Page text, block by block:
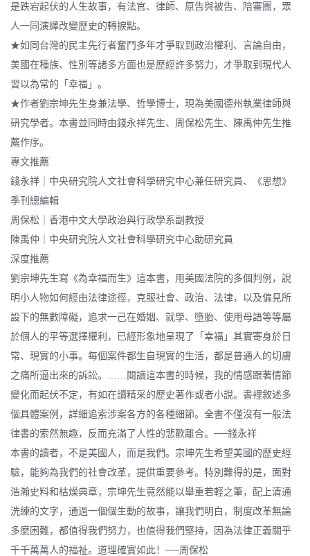
是跌宕起伏的人生故事，有法官、律師、原告與被告、陪審團，眾
人一同演繹改變歷史的轉捩點。
★如同台灣的民主先行者奮鬥多年才爭取到政治權利、言論自由，
美國在種族、性別等諸多方面也是歷經許多努力，才爭取到現代人
習以為常的「幸福」。
★作者劉宗坤先生身兼法學、哲學博士，現為美國德州執業律師與
研究學者。本書並同時由錢永祥先生、周保松先生、陳禹仲先生推
薦作序。
專文推薦
錢永祥｜中央研究院人文社會科學研究中心兼任研究員、《思想》
季刊總編輯
周保松｜香港中文大學政治與行政學系副教授
陳禹仲｜中央研究院人文社會科學研究中心助研究員
深度推薦
劉宗坤先生寫《為幸福而生》這本書，用美國法院的多個判例，說
明小人物如何經由法律途徑，克服社會、政治、法律，以及偏見所
設下的無數障礙，追求一己在婚姻、就學、墮胎、使用母語等等屬
於個人的平等選擇權利，已經形象地呈現了「幸福」其實寄身於日
常、現實的小事。每個案件都生自現實的生活，都是普通人的切膚
之痛所逼出來的訴訟。……閱讀這本書的時候，我的情感跟著情節
變化而起伏不定，有如在讀精采的歷史著作或者小說。書裡敘述多
個具體案例，詳細追索涉案各方的各種細節。全書不僅沒有一般法
律書的索然無趣，反而充滿了人性的悲歡離合。──錢永祥
本書的讀者，不是美國人，而是我們。宗坤先生希望美國的歷史經
驗，能夠為我們的社會改革，提供重要參考。特別難得的是，面對
浩瀚史料和枯燥典章，宗坤先生竟然能以舉重若輕之筆，配上清通
洗練的文字，通過一個個生動的故事，讓我們明白，制度改革無論
多麼困難，都值得我們努力，也值得我們堅持，因為法律正義關乎
千千萬萬人的福祉。道理確實如此！──周保松